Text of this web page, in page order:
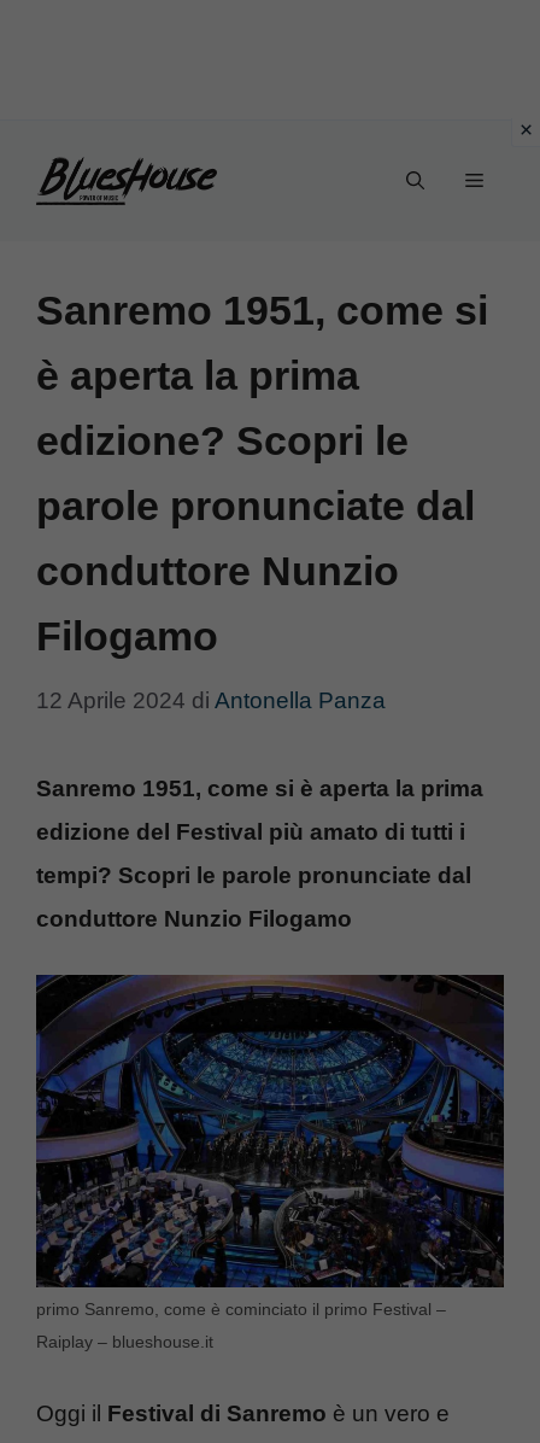
Menu
Sanremo 1951, come si
è aperta la prima
edizione? Scopri le
parole pronunciate dal
conduttore Nunzio
Filogamo
12 Aprile 2024 di Antonella Panza
Sanremo 1951, come si è aperta la prima
edizione del Festival più amato di tutti i
tempi? Scopri le parole pronunciate dal
conduttore Nunzio Filogamo
primo Sanremo, come è cominciato il primo Festival –
Raiplay – blueshouse.it
Oggi il Festival di Sanremo è un vero e